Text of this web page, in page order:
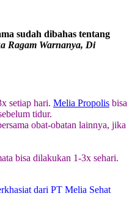
sudah dibahas tentang
Ragam Warnanya, Di
setiap hari. Melia Propolis bisa
tidur.
obat-obatan lainnya, jika
bisa dilakukan 1-3x sehari.
dari PT Melia Sehat